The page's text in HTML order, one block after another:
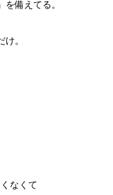
備えてる。
。
なくて